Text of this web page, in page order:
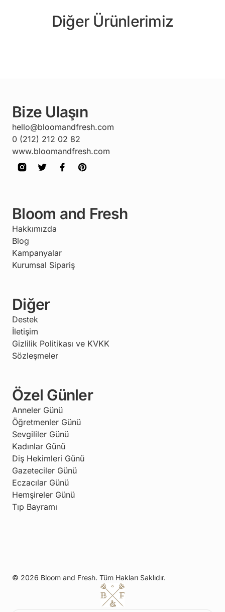
Diğer Ürünlerimiz
Bize Ulaşın
hello@bloomandfresh.com
0 (212) 212 02 82
www.bloomandfresh.com
Bloom and Fresh
Hakkımızda
Blog
Kampanyalar
Kurumsal Sipariş
Diğer
Destek
İletişim
Gizlilik Politikası ve KVKK
Sözleşmeler
Özel Günler
Anneler Günü
Öğretmenler Günü
Sevgililer Günü
Kadınlar Günü
Diş Hekimleri Günü
Gazeteciler Günü
Eczacılar Günü
Hemşireler Günü
Tıp Bayramı
© 2026 Bloom and Fresh. Tüm Hakları Saklıdır.